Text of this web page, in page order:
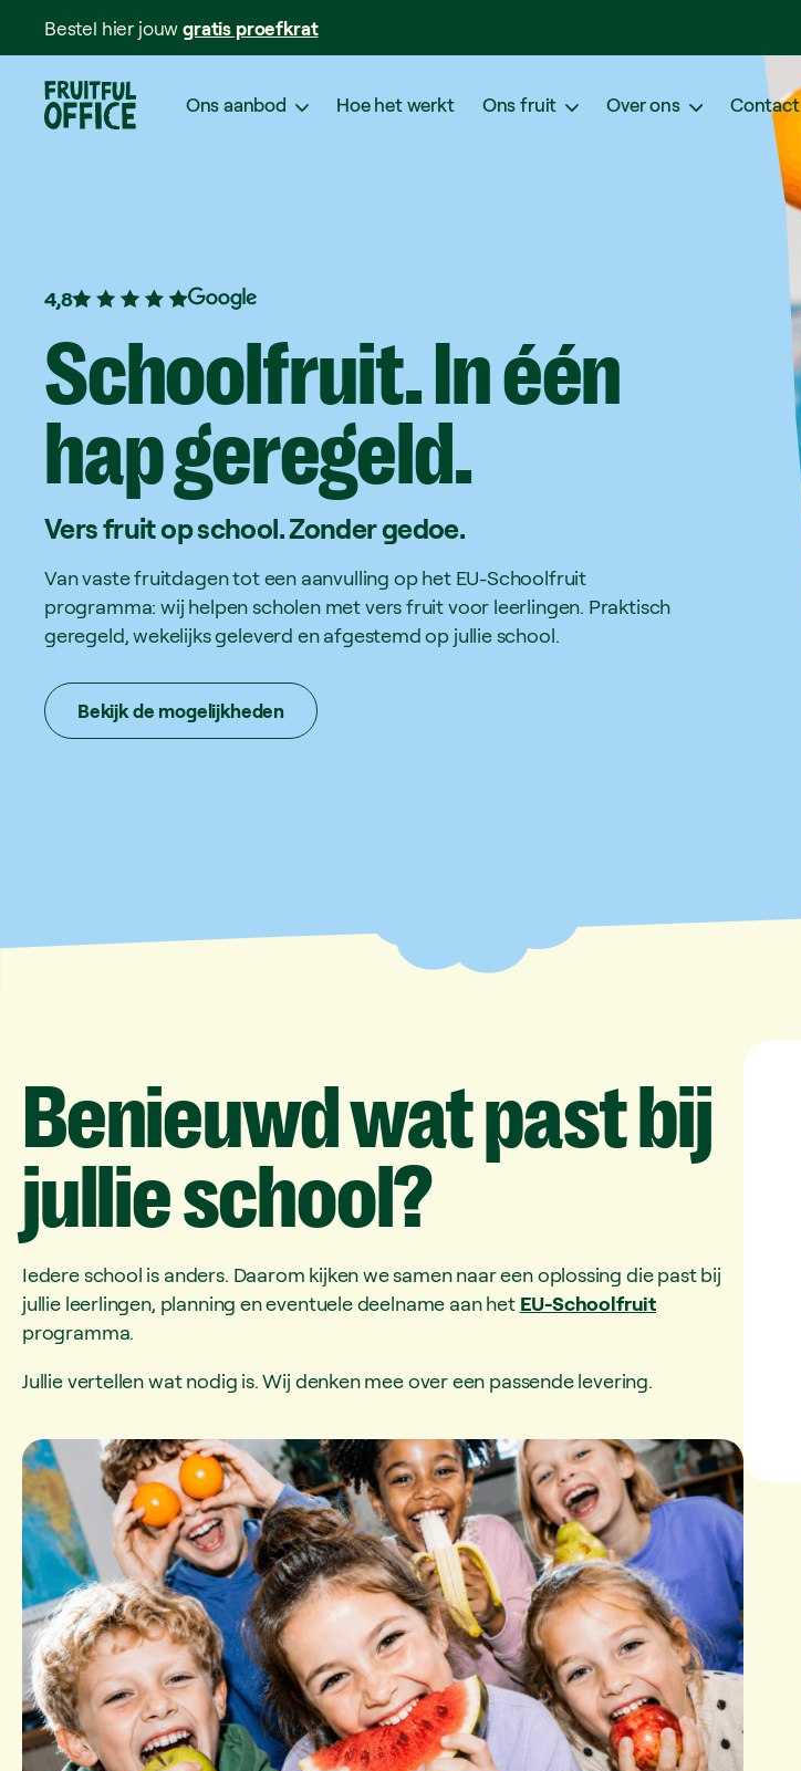
Bestel hier jouwgratis proefkrat
Ons aanbod Hoe het werkt Ons fruit Over ons Contact
4,8
Schoolfruit.Inéén
hapgeregeld.
Versfruitopschool.Zondergedoe.
Van vaste fruitdagen tot een aanvulling op het EU-Schoolfruit
programma: wij helpen scholen met vers fruit voor leerlingen. Praktisch
geregeld, wekelijks geleverd en afgestemd op jullie school.
Bekijk de mogelijkheden
Benieuwdwatpastbij
jullieschool?
Iedere school is anders. Daarom kijken we samen naar een oplossing die past bij
jullie leerlingen, planning en eventuele deelname aan het EU-Schoolfruit
programma.
Jullie vertellen wat nodig is. Wij denken mee over een passende levering.